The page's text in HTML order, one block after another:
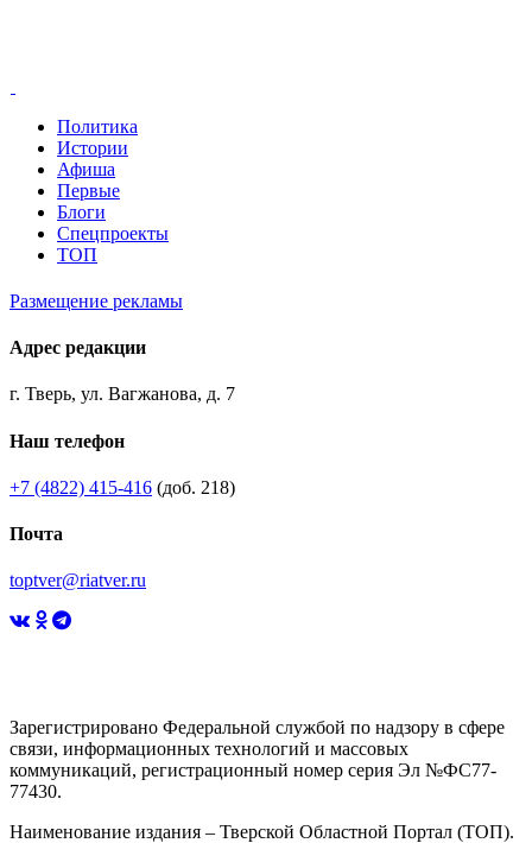
Политика
Истории
Афиша
Первые
Блоги
Спецпроекты
ТОП
Размещение рекламы
Адрес редакции
г. Тверь, ул. Вагжанова, д. 7
Наш телефон
+7 (4822) 415-416 (доб. 218)
Почта
toptver@riatver.ru
Зарегистрировано Федеральной службой по надзору в сфере
связи, информационных технологий и массовых
коммуникаций, регистрационный номер серия Эл №ФС77-
77430.
Наименование издания – Тверской Областной Портал (ТОП).